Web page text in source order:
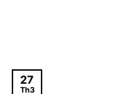
27
Th3